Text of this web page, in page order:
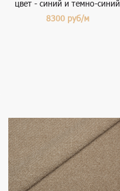
цвет - синий и темно-синий
8300 руб/м